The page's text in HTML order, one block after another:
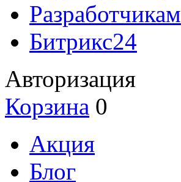
Разработчикам
Битрикс24
Авторизация
Корзина 0
Акция
Блог